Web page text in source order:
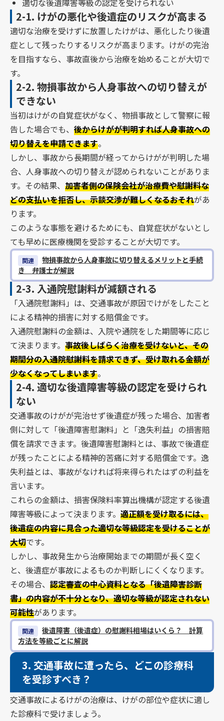
適切な後遺障害等級の認定を受けられない
2-1. けがの悪化や後遺症のリスクが高まる
適切な治療を受けずに放置したけがは、悪化したり後遺
症として残ったりするリスクが高まります。けがの完治
を目指すなら、事故直後から治療を始めることが大切で
す。
2-2. 物損事故から人身事故への切り替えが
できない
当初はけがの自覚症状がなく、物損事故として警察に報
告した場合でも、後からけがが判明すれば人身事故への
切り替えを申請できます。
しかし、事故から長期間が経ってからけがが判明した場
合、人身事故への切り替えが認められないことがありま
す。その結果、加害者側の保険会社が治療費や慰謝料な
どの支払いを拒否し、示談交渉が難しくなるおそれがあ
ります。
このような事態を避けるためにも、自覚症状がないとし
ても早めに医療機関を受診することが大切です。
関連
物損事故から人身事故に切り替えるメリットと手続
き 弁護士が解説
2-3. 入通院慰謝料が減額される
「入通院慰謝料」は、交通事故が原因でけがをしたこと
による精神的損害に対する賠償金です。
入通院慰謝料の金額は、入院や通院をした期間等に応じ
て決まります。事故後しばらく治療を受けないと、その
期間分の入通院慰謝料を請求できず、受け取れる金額が
少なくなってしまいます。
2-4. 適切な後遺障害等級の認定を受けられ
ない
交通事故のけがが完治せず後遺症が残った場合、加害者
側に対して「後遺障害慰謝料」と「逸失利益」の損害賠
償を請求できます。後遺障害慰謝料とは、事故で後遺症
が残ったことによる精神的苦痛に対する賠償金です。逸
失利益とは、事故がなければ将来得られたはずの利益を
言います。
これらの金額は、損害保険料率算出機構が認定する後遺
障害等級によって決まります。適正額を受け取るには、
後遺症の内容に見合った適切な等級認定を受けることが
大切です。
しかし、事故発生から治療開始までの期間が長く空く
と、後遺症が事故によるものか判断しにくくなります。
その場合、認定審査の中心資料となる「後遺障害診断
書」の内容が不十分となり、適切な等級が認定されない
可能性があります。
関連
後遺障害（後遺症）の慰謝料相場はいくら？ 計算
方法を等級ごとに解説
3. 交通事故に遭ったら、どこの診療科
を受診すべき？
交通事故によるけがの治療は、けがの部位や症状に適し
た診療科で受けましょう。